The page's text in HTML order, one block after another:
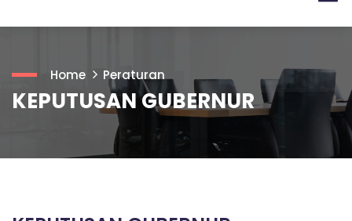
Home Peraturan
KEPUTUSAN GUBERNUR